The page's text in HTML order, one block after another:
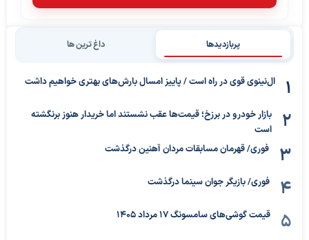
پربازدیدها داغ ترین ها
ال‌نینوی قوی در راه است / پاییز امسال بارش‌های بهتری خواهیم داشت
بازار خودرو در برزخ؛ قیمت‌ها عقب نشستند اما خریدار هنوز برنگشته
است
فوری/ قهرمان مسابقات مردان آهنین درگذشت
فوری/ بازیگر جوان سینما درگذشت
قیمت گوشی‌های سامسونگ 17 مرداد 1405